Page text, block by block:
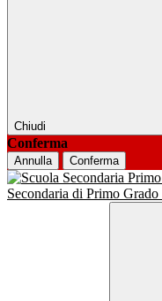
Chiudi
Conferma
Annulla Conferma
Secondaria di Primo Grado